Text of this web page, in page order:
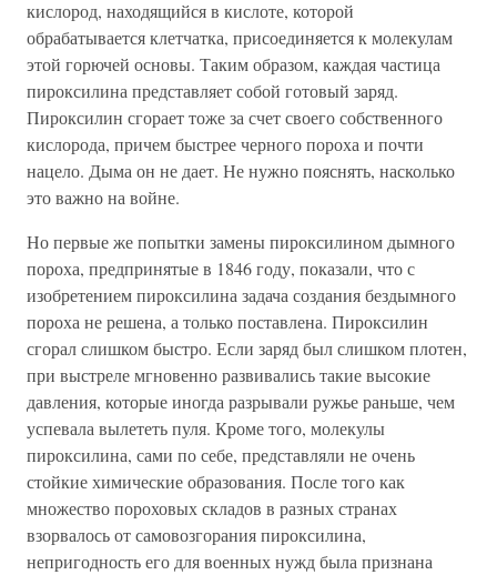
кислород, находящийся в кислоте, которой
обрабатывается клетчатка, присоединяется к молекулам
этой горючей основы. Таким образом, каждая частица
пироксилина представляет собой готовый заряд.
Пироксилин сгорает тоже за счет своего собственного
кислорода, причем быстрее черного пороха и почти
нацело. Дыма он не дает. Не нужно пояснять, насколько
это важно на войне.
Но первые же попытки замены пироксилином дымного
пороха, предпринятые в 1846 году, показали, что с
изобретением пироксилина задача создания бездымного
пороха не решена, а только поставлена. Пироксилин
сгорал слишком быстро. Если заряд был слишком плотен,
при выстреле мгновенно развивались такие высокие
давления, которые иногда разрывали ружье раньше, чем
успевала вылететь пуля. Кроме того, молекулы
пироксилина, сами по себе, представляли не очень
стойкие химические образования. После того как
множество пороховых складов в разных странах
взорвалось от самовозгорания пироксилина,
непригодность его для военных нужд была признана